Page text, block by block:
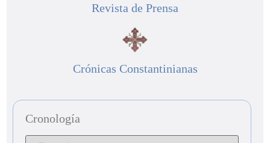
Revista de Prensa
Crónicas Constantinianas
Cronología